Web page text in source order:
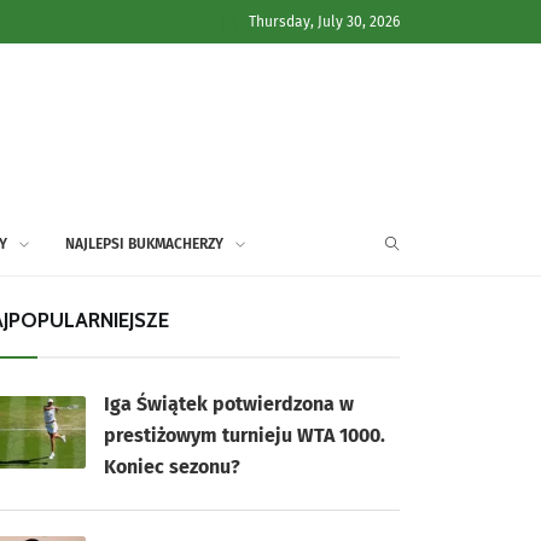
Thursday, July 30, 2026
NAJLEPSI BUKMACHERZY
Iga Świątek potwierdzona w
prestiżowym turnieju WTA 1000.
Koniec sezonu?